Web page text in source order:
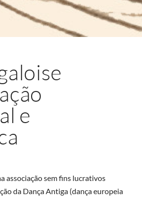
e
associação sem fins lucrativos
da Dança Antiga (dança europeia